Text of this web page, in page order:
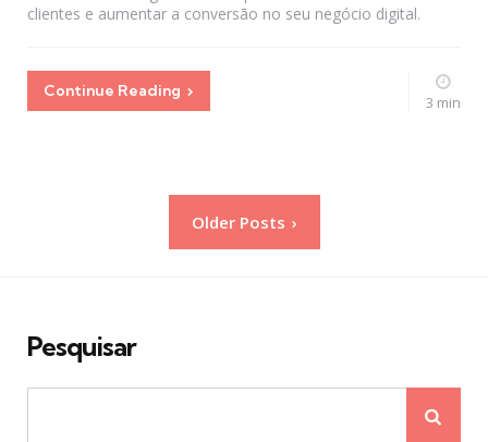
clientes e aumentar a conversão no seu negócio digital.
Continue Reading
3 min
Older Posts
Pesquisar